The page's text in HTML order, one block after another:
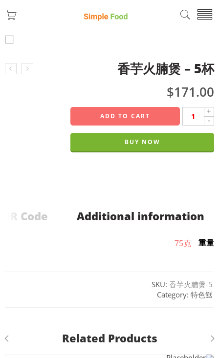
香芋火腩煲 – 5杯
$171.00
+
-
ADD TO CART
BUY NOW
Additional information
QR Code
重量
75克
SKU: 香芋火腩煲-5
Category: 特色餸
Related Products